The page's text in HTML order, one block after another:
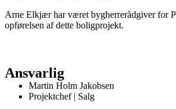
Arne Elkjær har været bygherrerådgiver for
opførelsen af dette boligprojekt.
Ansvarlig
Martin Holm Jakobsen
Projektchef | Salg